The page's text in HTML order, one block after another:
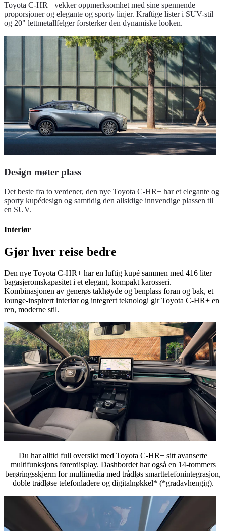
Toyota C-HR+ vekker oppmerksomhet med sine spennende
proporsjoner og elegante og sporty linjer. Kraftige lister i SUV-stil
og 20" lettmetallfelger forsterker den dynamiske looken.
Design møter plass
Det beste fra to verdener, den nye Toyota C-HR+ har et elegante og
sporty kupédesign og samtidig den allsidige innvendige plassen til
en SUV.
Interiør
Gjør hver reise bedre
Den nye Toyota C-HR+ har en luftig kupé sammen med 416 liter
bagasjeromskapasitet i et elegant, kompakt karosseri.
Kombinasjonen av generøs takhøyde og benplass foran og bak, et
lounge-inspirert interiør og integrert teknologi gir Toyota C-HR+ en
ren, moderne stil.
Du har alltid full oversikt med Toyota C-HR+ sitt avanserte
multifunksjons førerdisplay. Dashbordet har også en 14-tommers
berøringsskjerm for multimedia med trådløs smarttelefonintegrasjon,
doble trådløse telefonladere og digitalnøkkel* (*gradavhengig).